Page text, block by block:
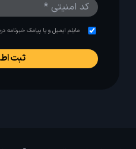
مایلم ایمیل و یا پیامک خبرنامه